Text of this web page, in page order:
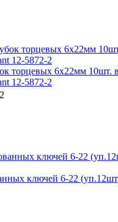
торцевых 6х22мм 10шт.
12-5872-2
ключей 6-22